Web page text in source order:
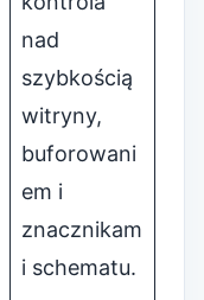
nad
szybkością
witryny,
buforowani
em i
znacznikam
i schematu.